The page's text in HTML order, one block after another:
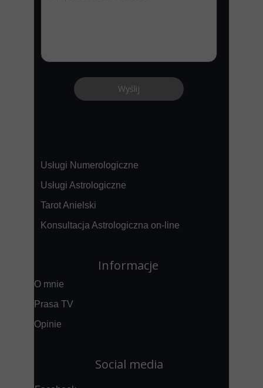
Informacje
O mnie
Prasa TV
Opinie
Wyślij
Usługi
Usługi Numerologiczne
Usługi Astrologiczne
Tarot Anielski
Konsultacja Astrologiczna on-line
Social media